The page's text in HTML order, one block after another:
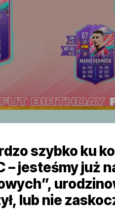
szybko ku
– jesteśmy już
lub nie